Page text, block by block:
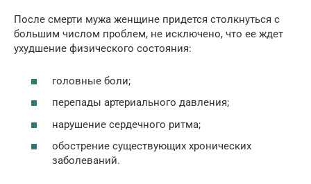
После смерти мужа женщине придется столкнуться с
большим числом проблем, не исключено, что ее ждет
ухудшение физического состояния:
головные боли;
перепады артериального давления;
нарушение сердечного ритма;
обострение существующих хронических
заболеваний.